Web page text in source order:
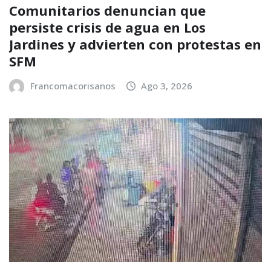
Comunitarios denuncian que
persiste crisis de agua en Los
Jardines y advierten con protestas en
SFM
Francomacorisanos Ago 3, 2026